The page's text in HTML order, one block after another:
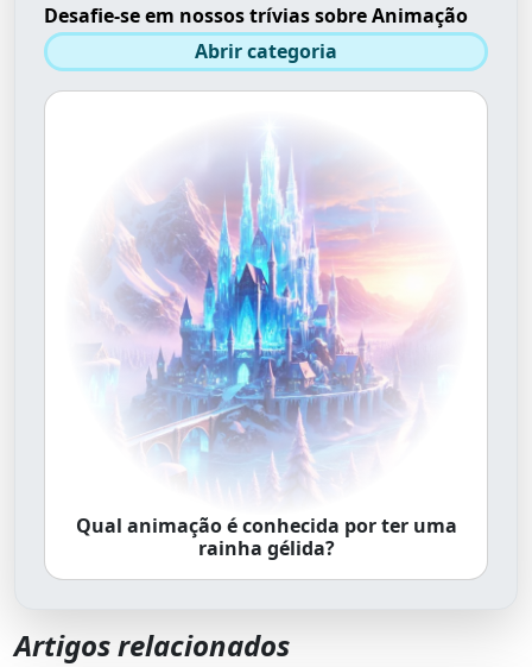
Desafie-se em nossos trívias sobre Animação
Abrir categoria
Qual animação é conhecida por ter uma
rainha gélida?
Artigos relacionados